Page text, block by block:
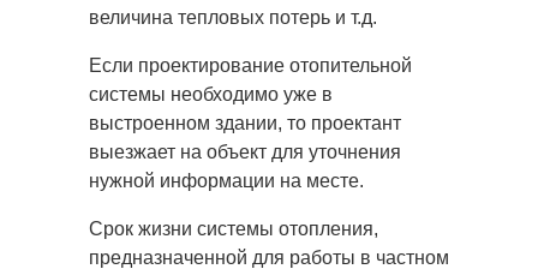
величина тепловых потерь и т.д.
Если проектирование отопительной
системы необходимо уже в
выстроенном здании, то проектант
выезжает на объект для уточнения
нужной информации на месте.
Срок жизни системы отопления,
предназначенной для работы в частном